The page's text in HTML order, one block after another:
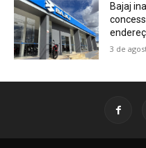
Bajaj
3 de